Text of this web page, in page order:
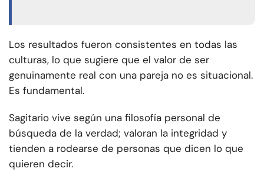
Los resultados fueron consistentes en todas las
culturas, lo que sugiere que el valor de ser
genuinamente real con una pareja no es situacional.
Es fundamental.
Sagitario vive según una filosofía personal de
búsqueda de la verdad; valoran la integridad y
tienden a rodearse de personas que dicen lo que
quieren decir.